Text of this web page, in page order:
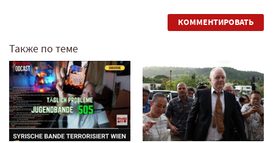
КОММЕНТИРОВАТЬ
Также по теме